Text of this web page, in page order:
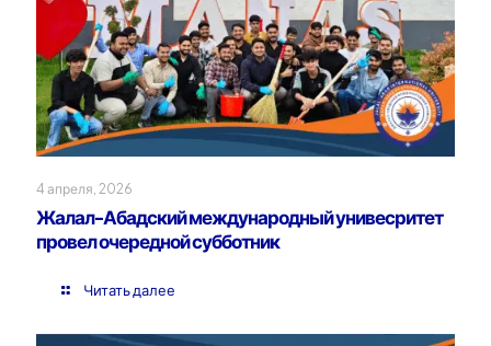
4 апреля, 2026
Жалал-Абадский международный унивесритет
провел очередной субботник
Читать далее